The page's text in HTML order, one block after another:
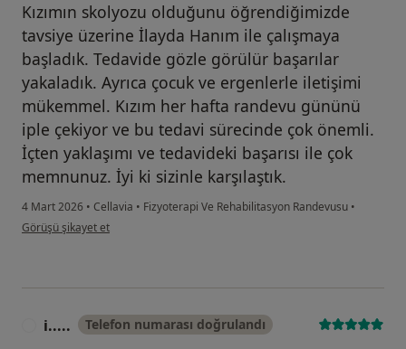
Kızımın skolyozu olduğunu öğrendiğimizde
tavsiye üzerine İlayda Hanım ile çalışmaya
başladık. Tedavide gözle görülür başarılar
yakaladık. Ayrıca çocuk ve ergenlerle iletişimi
mükemmel. Kızım her hafta randevu gününü
iple çekiyor ve bu tedavi sürecinde çok önemli.
İçten yaklaşımı ve tedavideki başarısı ile çok
memnunuz. İyi ki sizinle karşılaştık.
4 Mart 2026 • Cellavia • Fizyoterapi Ve Rehabilitasyon Randevusu •
kullanıcının görüşüne göre f.....
Görüşü şikayet et
i..... Telefon numarası doğrulandı